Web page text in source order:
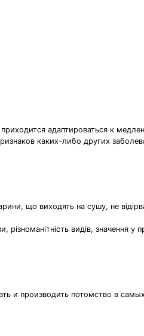
адаптироваться к
каких-либо других
що виходять на сушу, не
видів, значення у
и производить потомство в